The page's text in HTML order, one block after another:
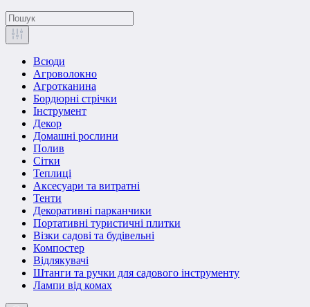
Всюди
Агроволокно
Агротканина
Бордюрні стрічки
Інструмент
Декор
Домашні рослини
Полив
Сітки
Теплиці
Аксесуари та витратні
Тенти
Декоративні парканчики
Портативні туристичні плитки
Візки садові та будівельні
Компостер
Відлякувачі
Штанги та ручки для садового інструменту
Лампи від комах